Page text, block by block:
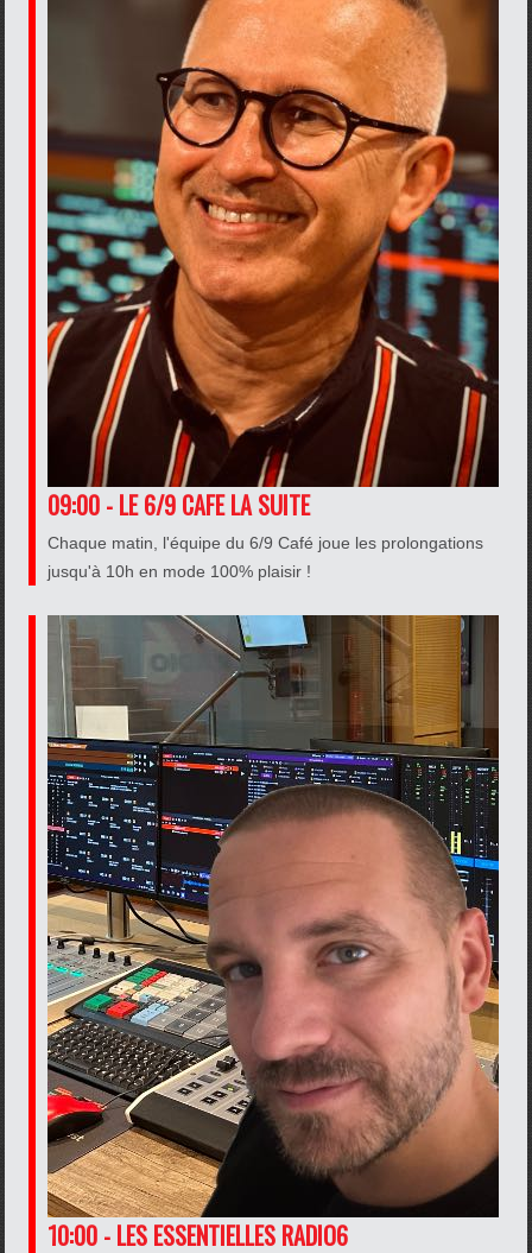
09:00 - LE 6/9 CAFE LA SUITE
Chaque matin, l'équipe du 6/9 Café joue les prolongations
jusqu'à 10h en mode 100% plaisir !
10:00 - LES ESSENTIELLES RADIO6